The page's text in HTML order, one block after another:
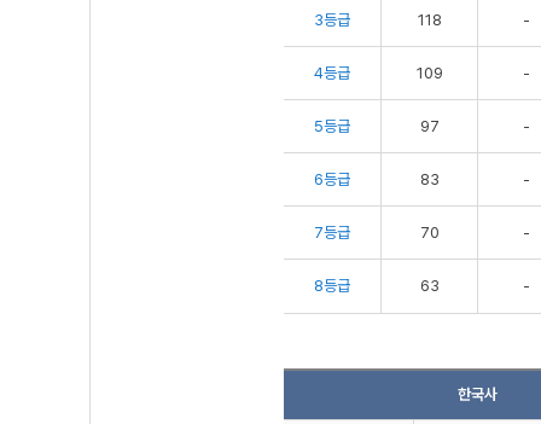
3등급 118 -
4등급 109 -
5등급 97 -
6등급 83 -
7등급 70 -
8등급 63 -
한국사